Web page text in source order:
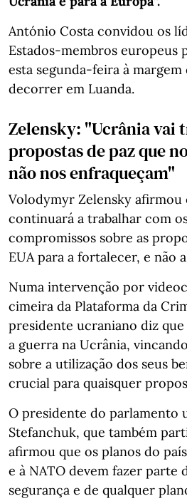
António Costa convidou os
Estados-membros europeus
esta segunda-feira à
decorrer em Luanda.
Zelensky: "Ucrânia vai
propostas de paz que
não nos enfraqueçam"
Volodymyr Zelensky afirmou
continuará a trabalhar com
compromissos sobre as
EUA para a fortalecer, e não
Numa intervenção por
cimeira da Plataforma da
presidente ucraniano diz que
a guerra na Ucrânia,
sobre a utilização dos seus
crucial para quaisquer
O presidente do parlamento
Stefanchuk, que também
afirmou que os planos do
e à NATO devem fazer parte
segurança e de qualquer